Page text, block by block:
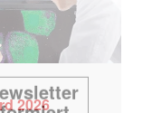
2026